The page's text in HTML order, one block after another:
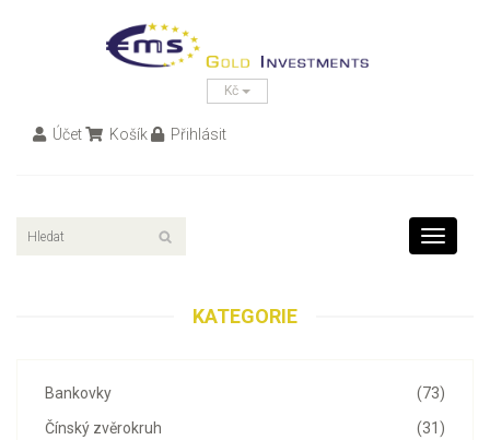
Kč
Účet Košík Přihlásit
Toggle
KATEGORIE
(73)
Bankovky
(31)
Čínský zvěrokruh